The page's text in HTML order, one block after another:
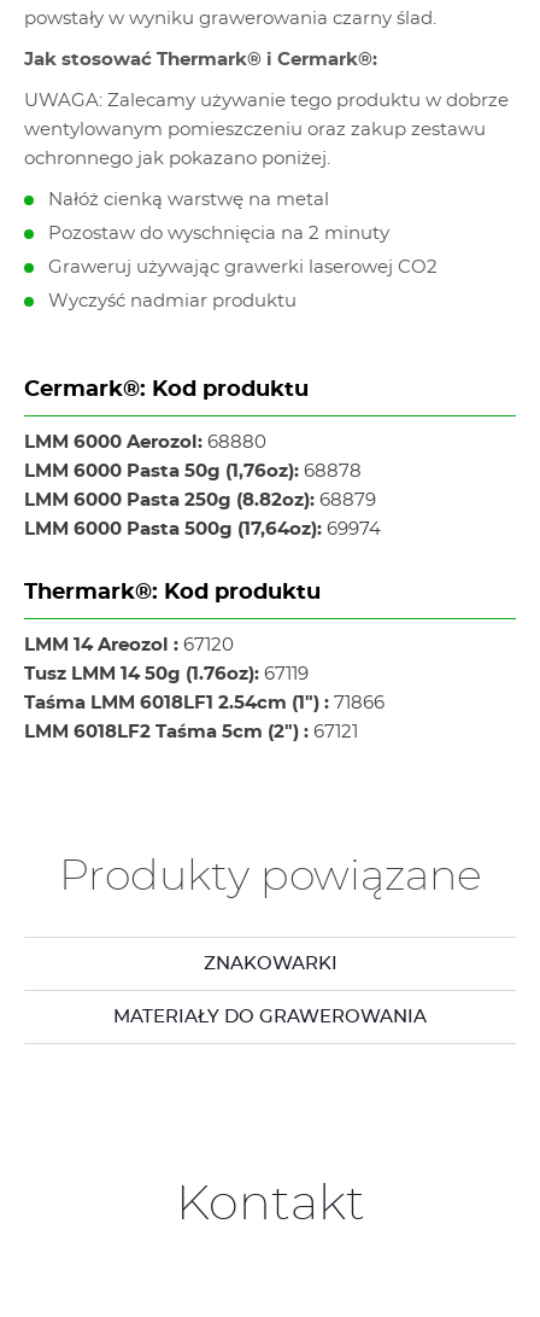
powstały w wyniku grawerowania czarny ślad.
Jak stosować Thermark® i Cermark®:
UWAGA: Zalecamy używanie tego produktu w dobrze
wentylowanym pomieszczeniu oraz zakup zestawu
ochronnego jak pokazano poniżej.
Nałóż cienką warstwę na metal
Pozostaw do wyschnięcia na 2 minuty
Graweruj używając grawerki laserowej CO2
Wyczyść nadmiar produktu
Cermark®: Kod produktu
LMM 6000 Aerozol: 68880
LMM 6000 Pasta 50g (1,76oz): 68878
LMM 6000 Pasta 250g (8.82oz): 68879
LMM 6000 Pasta 500g (17,64oz): 69974
Thermark®: Kod produktu
LMM 14 Areozol : 67120
Tusz LMM 14 50g (1.76oz): 67119
Taśma LMM 6018LF1 2.54cm (1") : 71866
LMM 6018LF2 Taśma 5cm (2") : 67121
Produkty powiązane
ZNAKOWARKI
MATERIAŁY DO GRAWEROWANIA
Kontakt